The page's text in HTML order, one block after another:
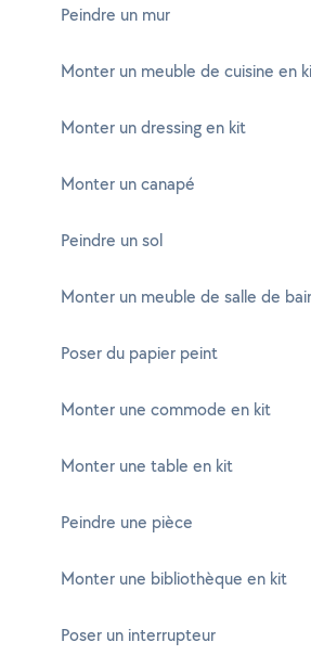
Peindre un mur
Monter un meuble de cuisine en
Monter un dressing en kit
Monter un canapé
Peindre un sol
Monter un meuble de salle de
Poser du papier peint
Monter une commode en kit
Monter une table en kit
Peindre une pièce
Monter une bibliothèque en kit
Poser un interrupteur